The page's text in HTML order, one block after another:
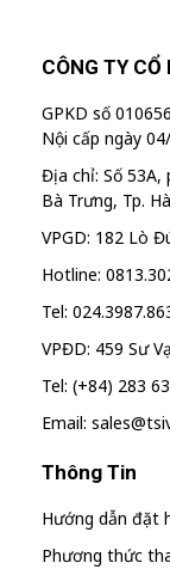
CÔNG TY
GPKD số
Nội cấp ngày
Địa chỉ: Số 53A,
Bà Trưng, Tp.
VPGD: 182 Lò
Hotline:
Tel:
VPĐD: 459 Sư
Tel: (+84) 283
Email:
Thông Tin
Hướng dẫn đặt
Phương thức